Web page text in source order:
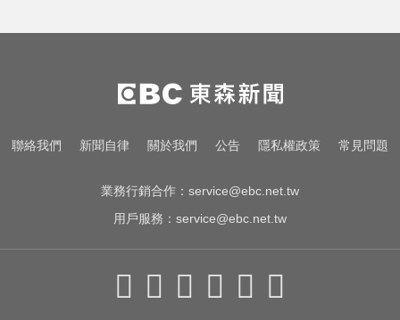
吐「真實原因」陳漢典壓力爆棚
越動越年輕！銀髮族必學防跌運動
Google人工智慧部門高層人事大地
聯絡我們 新聞自律 關於我們 公告 隱私權政策 常見問題
業務行銷合作： service@ebc.net.tw
用戶服務： service@ebc.net.tw